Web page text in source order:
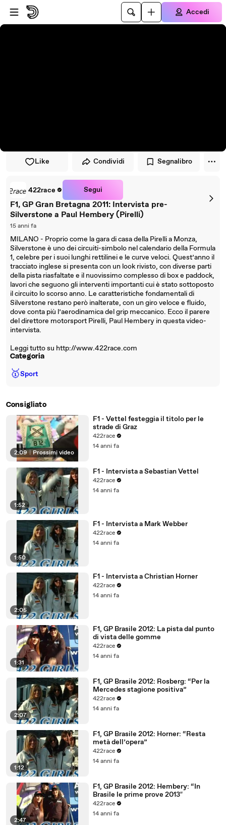
Vai al lettore
Passa al contenuto principale
Accedi
Like Condividi Segnalibro
422race Segui
F1, GP Gran Bretagna 2011: Intervista pre-
Silverstone a Paul Hembery (Pirelli)
15 anni fa
MILANO - Proprio come la gara di casa della Pirelli a Monza,
Silverstone è uno dei circuiti-simbolo nel calendario della Formula
1, celebre per i suoi lunghi rettilinei e le curve veloci. Quest’anno il
tracciato inglese si presenta con un look rivisto, con diverse parti
della pista riasfaltate e il nuovissimo complesso di box e paddock,
lavori che seguono gli interventi importanti cui è stato sottoposto
il circuito lo scorso anno. Le caratteristiche fondamentali di
Silverstone restano però inalterate, con un giro veloce e fluido,
dove conta più l’aerodinamica del grip meccanico. Ecco il parere
del direttore motorsport Pirelli, Paul Hembery in questa video-
intervista.
Leggi tutto su http://www.422race.com
Categoria
🥇Sport
Consigliato
2:09 | Prossimi video
F1 - Vettel festeggia il titolo per le
strade di Graz
422race
14 anni fa
1:52
F1 - Intervista a Sebastian Vettel
422race
14 anni fa
1:50
F1 - Intervista a Mark Webber
422race
14 anni fa
2:05
F1 - Intervista a Christian Horner
422race
14 anni fa
1:31
F1, GP Brasile 2012: La pista dal punto
di vista delle gomme
422race
14 anni fa
2:07
F1, GP Brasile 2012: Rosberg: “Per la
Mercedes stagione positiva”
422race
14 anni fa
1:12
F1, GP Brasile 2012: Horner: “Resta
metà dell’opera”
422race
14 anni fa
2:47
F1, GP Brasile 2012: Hembery: “In
Brasile le prime prove 2013″
422race
14 anni fa